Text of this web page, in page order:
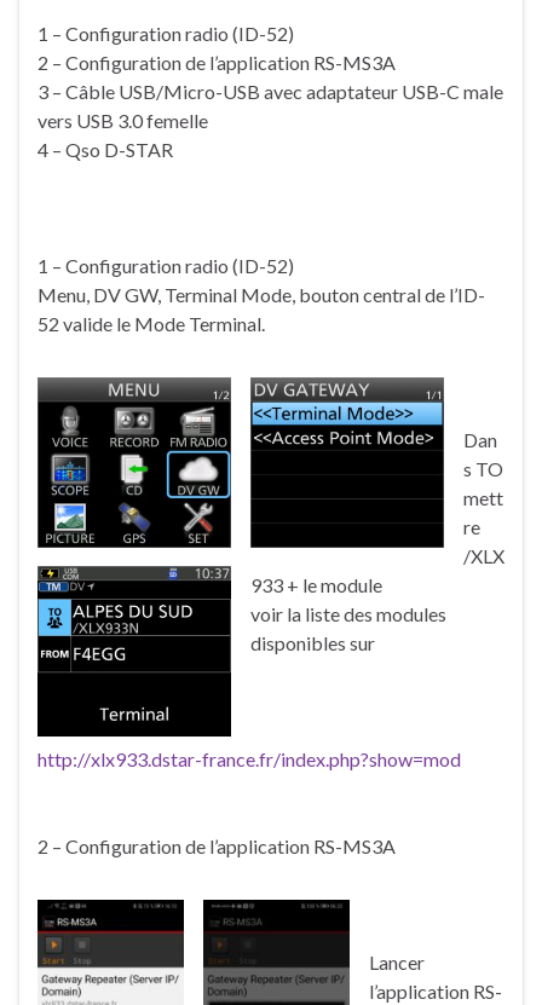
1 – Configuration radio (ID-52)
2 – Configuration de l’application RS-MS3A
3 – Câble USB/Micro-USB avec adaptateur USB-C male
vers USB 3.0 femelle
4 – Qso D-STAR
1 – Configuration radio (ID-52)
Menu, DV GW, Terminal Mode, bouton central de l’ID-
52 valide le Mode Terminal.
Dan
s TO
mett
re
/XLX
933 + le module
voir la liste des modules
disponibles sur
http://xlx933.dstar-france.fr/index.php?show=mod
2 – Configuration de l’application RS-MS3A
Lancer
l’application RS-